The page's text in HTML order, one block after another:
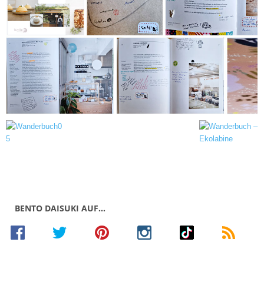
BENTO DAISUKI AUF…